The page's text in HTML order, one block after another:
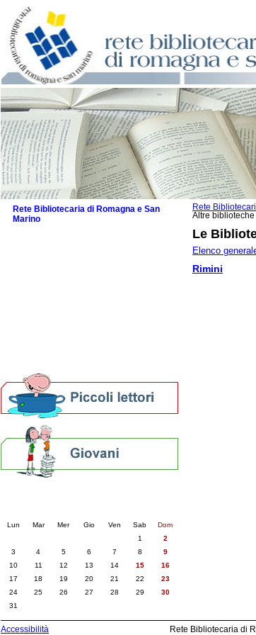
Rete
Altre biblioteche
Le
Elenco
Rimini
Rete Bibliotecaria di Romagna e San
Marino
Lun Mar Mer Gio Ven Sab
Dom
1
2
3
4 5 6 7 8
9
10
11 12 13 14 15
16
17
18 19 20 21 22
23
24
25 26 27 28 29
30
31
Accessibilità
Rete Bibliotecaria di